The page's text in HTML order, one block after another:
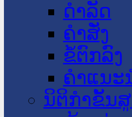
ດໍາລັດ
ຄໍາສັ່ງ
ຂໍ້ຕົກລົງ
ຄໍາແນະ
ນິຕິກຳຂັ້ນ